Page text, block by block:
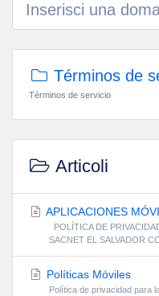
Términos de
Términos de servicio
Articoli
APLICACIONES
POLÍTICA DE
SACNET EL SALVADOR
Políticas Móviles
Política de privacidad para